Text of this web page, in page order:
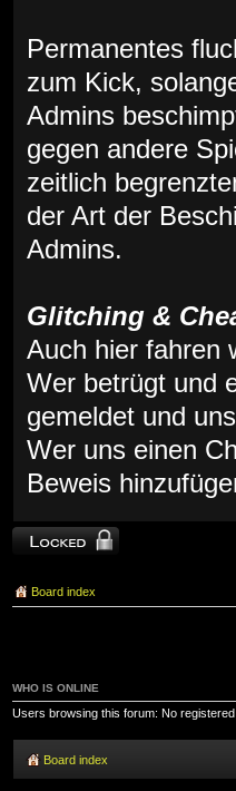
Permanentes
zum Kick,
Admins
gegen andere
zeitlich
der Art der
Admins.
Glitching &
Auch hier fahren
Wer betrügt und
gemeldet und
Wer uns einen
Beweis
Topic locked
Board index
WHO IS ONLINE
Users browsing this forum: No
Board index